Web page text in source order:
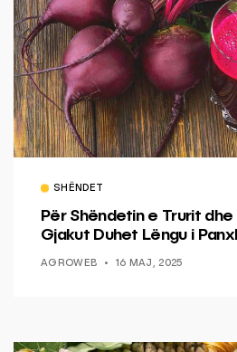
SHËNDET
Për Shëndetin e Trurit dhe
Gjakut Duhet Lëngu i
AGROWEB 16 MAJ, 2025